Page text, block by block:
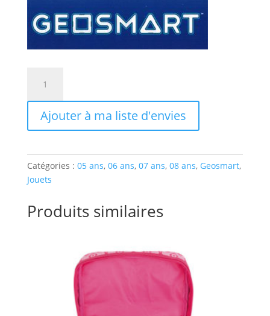
LUNAR
ROVER
Ajouter à ma liste d'envies
Catégories : 05 ans, 06 ans, 07 ans, 08 ans, Geosmart,
Jouets
Produits similaires